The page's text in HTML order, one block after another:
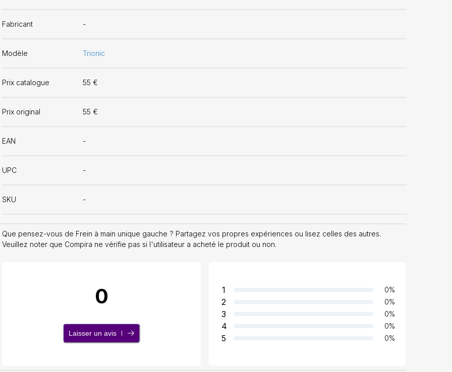
Fabricant -
Modèle Trionic
Prix catalogue 55 €
Prix original 55 €
EAN -
UPC -
SKU -
Que pensez-vous de Frein à main unique gauche ? Partagez vos propres expériences ou lisez celles des autres.
Veuillez noter que Compira ne vérifie pas si l'utilisateur a acheté le produit ou non.
0
Laisser un avis
1 0%
2 0%
3 0%
4 0%
5 0%